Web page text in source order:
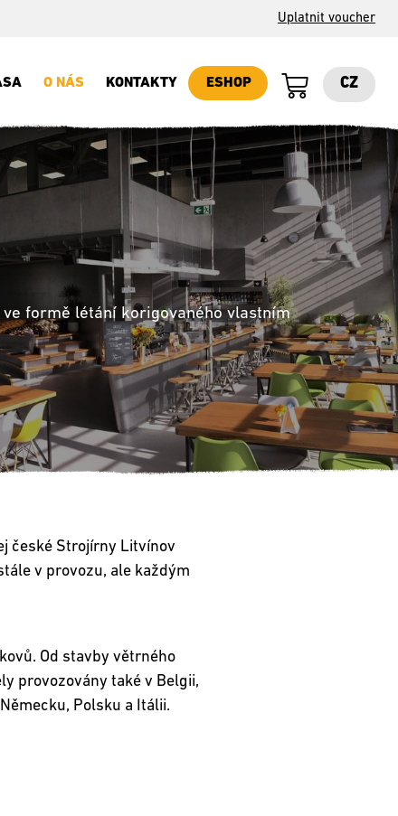
Uplatnit voucher
O NÁS KONTAKTY ESHOP CZ
formě létání korigovaného vlastním
české Strojírny Litvínov
v provozu, ale každým
Od stavby větrného
provozovány také v Belgii,
Polsku a Itálii.